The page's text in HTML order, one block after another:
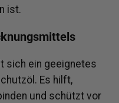
ist.
sich ein geeignetes
Es hilft,
und schützt vor